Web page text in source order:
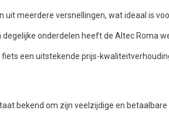
uit meerdere versnellingen, wat ideaal is
onderdelen heeft de Altec Roma
een uitstekende prijs-
bekend om zijn veelzijdige en